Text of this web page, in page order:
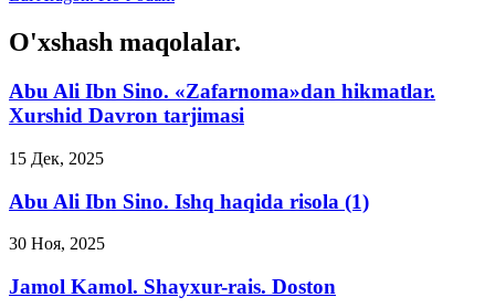
O'xshash maqolalar.
Abu Ali Ibn Sino. «Zafarnoma»dan hikmatlar.
Xurshid Davron tarjimasi
15 Дек, 2025
Abu Ali Ibn Sino. Ishq haqida risola (1)
30 Ноя, 2025
Jamol Kamol. Shayxur-rais. Doston